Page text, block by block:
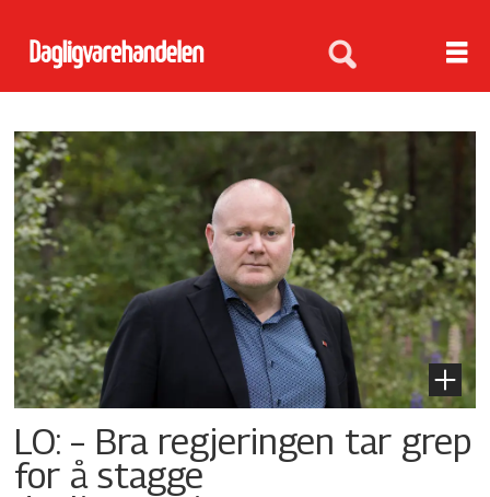
Tag:
lo
LO: – Bra regjeringen tar grep
for å stagge